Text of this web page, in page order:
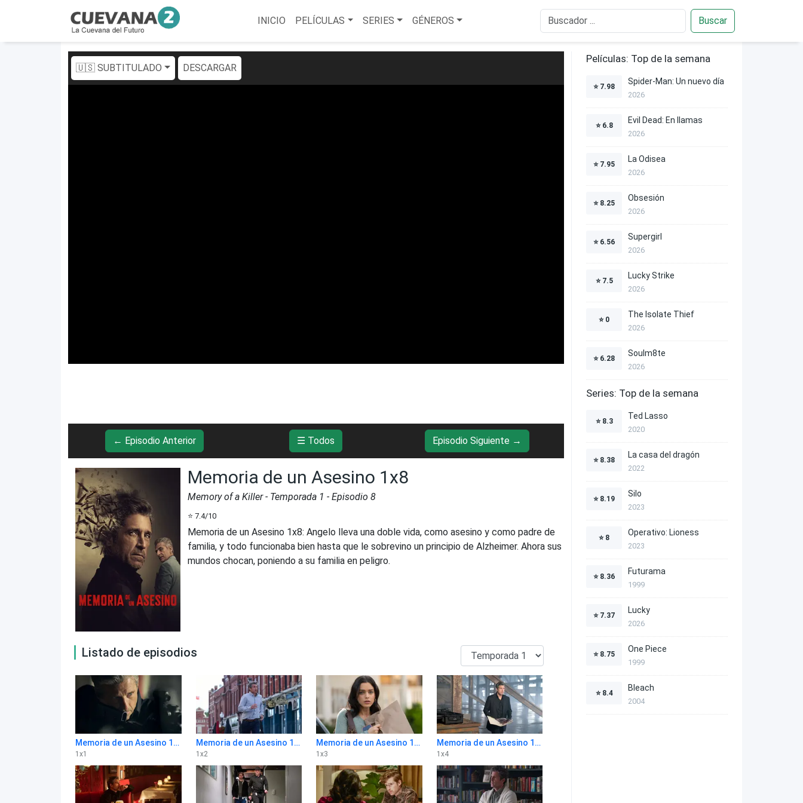
INICIO PELÍCULAS SERIES GÉNEROS Buscar
🇺🇸 SUBTITULADO DESCARGAR
← Episodio Anterior ☰ Todos Episodio Siguiente →
Memoria de un Asesino 1x8
Memory of a Killer- Temporada 1 - Episodio 8
⭐ 7.4/10
Memoria de un Asesino 1x8: Angelo lleva una doble vida, como asesino y como padre de
familia, y todo funcionaba bien hasta que le sobrevino un principio de Alzheimer. Ahora sus
mundos chocan, poniendo a su familia en peligro.
Listado de episodios
Memoria de un Asesino 1x1
1 x1
Memoria de un Asesino 1x2
1 x2
Memoria de un Asesino 1x3
1 x3
Memoria de un Asesino 1x4
1 x4
Películas: Top de la semana
⭐ 7.98
Spider-Man: Un nuevo día
2026
⭐ 6.8
Evil Dead: En llamas
2026
⭐ 7.95
La Odisea
2026
⭐ 8.25
Obsesión
2026
⭐ 6.56
Supergirl
2026
⭐ 7.5
Lucky Strike
2026
⭐ 0
The Isolate Thief
2026
⭐ 6.28
Soulm8te
2026
Series: Top de la semana
⭐ 8.3
Ted Lasso
2020
⭐ 8.38
La casa del dragón
2022
⭐ 8.19
Silo
2023
⭐ 8
Operativo: Lioness
2023
⭐ 8.36
Futurama
1999
⭐ 7.37
Lucky
2026
⭐ 8.75
One Piece
1999
⭐ 8.4
Bleach
2004